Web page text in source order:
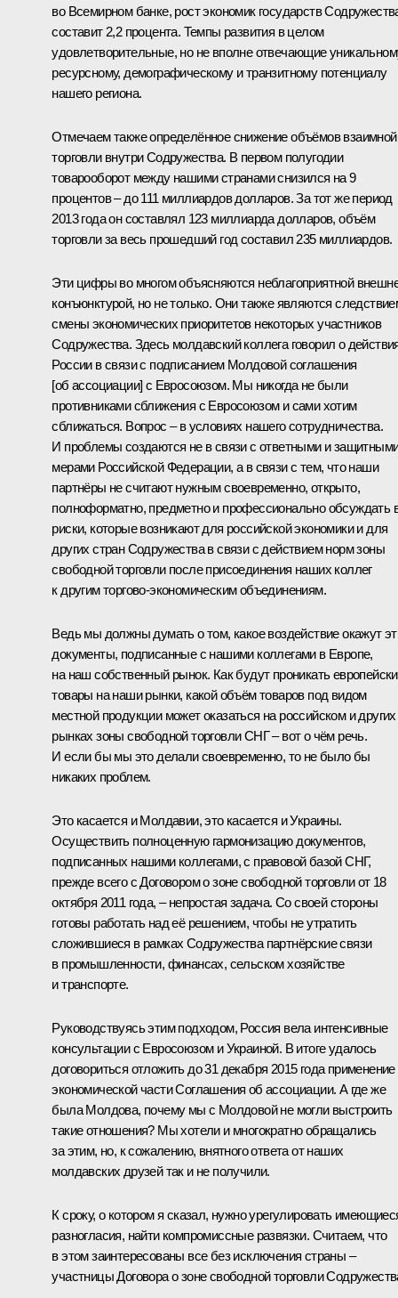
во Всемирном банке, рост экономик государств
составит 2,2 процента. Темпы развития в целом
удовлетворительные, но не вполне отвечающие
ресурсному, демографическому и транзитному потенциалу
нашего региона.
Отмечаем также определённое снижение объёмов взаимной
торговли внутри Содружества. В первом полугодии
товарооборот между нашими странами снизился на 9
процентов – до 111 миллиардов долларов. За тот же период
2013 года он составлял 123 миллиарда долларов, объём
торговли за весь прошедший год составил 235 миллиардов.
Эти цифры во многом объясняются неблагоприятной
конъюнктурой, но не только. Они также являются
смены экономических приоритетов некоторых участников
Содружества. Здесь молдавский коллега говорил о
России в связи с подписанием Молдовой соглашения
[об ассоциации] с Евросоюзом. Мы никогда не были
противниками сближения с Евросоюзом и сами хотим
сближаться. Вопрос – в условиях нашего сотрудничества.
И проблемы создаются не в связи с ответными и
мерами Российской Федерации, а в связи с тем, что наши
партнёры не считают нужным своевременно, открыто,
полноформатно, предметно и профессионально обсуждать
риски, которые возникают для российской экономики и для
других стран Содружества в связи с действием норм зоны
свободной торговли после присоединения наших коллег
к другим торгово-экономическим объединениям.
Ведь мы должны думать о том, какое воздействие окажут
документы, подписанные с нашими коллегами в Европе,
на наш собственный рынок. Как будут проникать
товары на наши рынки, какой объём товаров под видом
местной продукции может оказаться на российском и других
рынках зоны свободной торговли СНГ – вот о чём речь.
И если бы мы это делали своевременно, то не было бы
никаких проблем.
Это касается и Молдавии, это касается и Украины.
Осуществить полноценную гармонизацию документов,
подписанных нашими коллегами, с правовой базой СНГ,
прежде всего с Договором о зоне свободной торговли от 18
октября 2011 года, – непростая задача. Со своей стороны
готовы работать над её решением, чтобы не утратить
сложившиеся в рамках Содружества партнёрские связи
в промышленности, финансах, сельском хозяйстве
и транспорте.
Руководствуясь этим подходом, Россия вела интенсивные
консультации с Евросоюзом и Украиной. В итоге удалось
договориться отложить до 31 декабря 2015 года применение
экономической части Соглашения об ассоциации. А где же
была Молдова, почему мы с Молдовой не могли выстроить
такие отношения? Мы хотели и многократно обращались
за этим, но, к сожалению, внятного ответа от наших
молдавских друзей так и не получили.
К сроку, о котором я сказал, нужно урегулировать
разногласия, найти компромиссные развязки. Считаем, что
в этом заинтересованы все без исключения страны –
участницы Договора о зоне свободной торговли